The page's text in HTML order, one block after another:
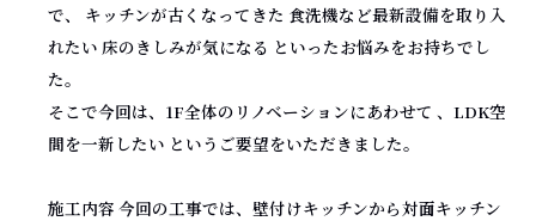
で、 キッチンが古くなってきた 食洗機など最新設備を取り入
れたい 床のきしみが気になる といったお悩みをお持ちでし
た。
そこで今回は、1F全体のリノベーションにあわせて 、LDK空
間を一新したい というご要望をいただきました。
施工内容 今回の工事では、壁付けキッチンから対面キッチン